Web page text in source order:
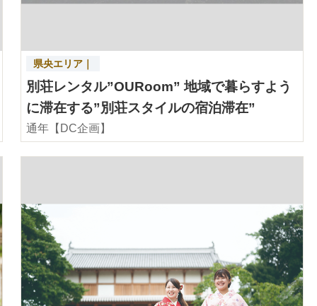
県央エリア｜
別荘レンタル”OURoom” 地域で暮らすよう
に滞在する”別荘スタイルの宿泊滞在”
通年【DC企画】